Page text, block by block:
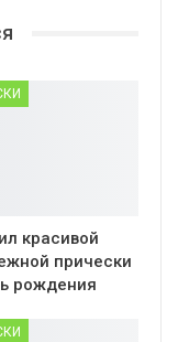
красивой
прически
рождения